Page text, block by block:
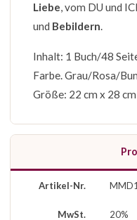
Liebe, vom DU und
und Bebildern.
Inhalt: 1 Buch/48
Farbe. Grau/Rosa/
Größe: 22 cm x 28 cm
Artikel-Nr.
MwSt. 20%